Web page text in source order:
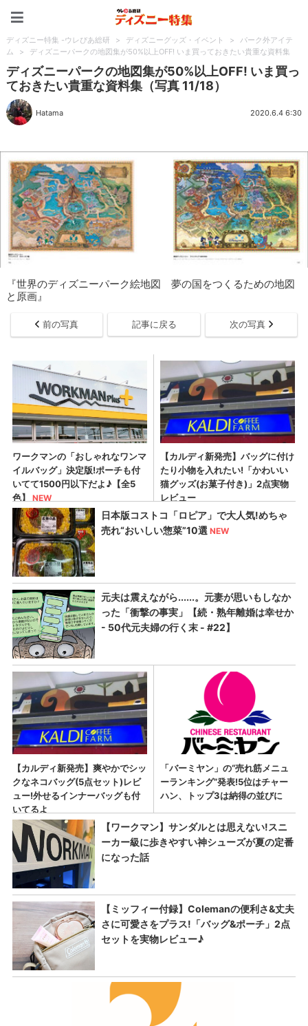
ディズニー特集 -ウレぴあ総研 > ディズニーグッズ・イベント >
パーク外アイテ
ム
> ディズニーパークの地図集が50%以上OFF! いま買っておきたい貴重な資料集
ディズニーパークの地図集が50%以上OFF! いま買っ
ておきたい貴重な資料集（写真 11/18）
Hatama 2020.6.4 6:30
『世界のディズニーパーク絵地図 夢の国をつくるための地図
と原画』
前の写真 記事に戻る 次の写真